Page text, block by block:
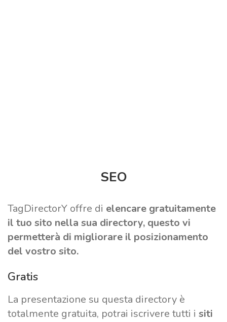
SEO
TagDirectorY offre di elencare gratuitamente
il tuo sito nella sua directory, questo vi
permetterà di migliorare il posizionamento
del vostro sito.
Gratis
La presentazione su questa directory è
totalmente gratuita, potrai iscrivere tutti i siti